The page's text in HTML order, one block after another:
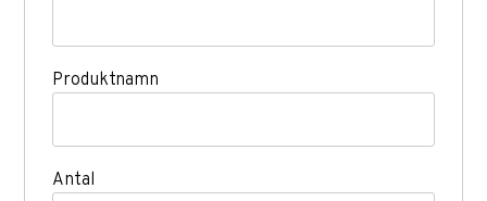
Produktnamn
Antal